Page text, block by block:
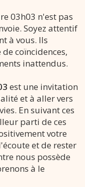
03h03 n'est pas
Soyez attentif
à vous. Ils
coïncidences,
inattendus.
est une invitation
et à aller vers
En suivant ces
parti de ces
votre
et de rester
nous possède
à le